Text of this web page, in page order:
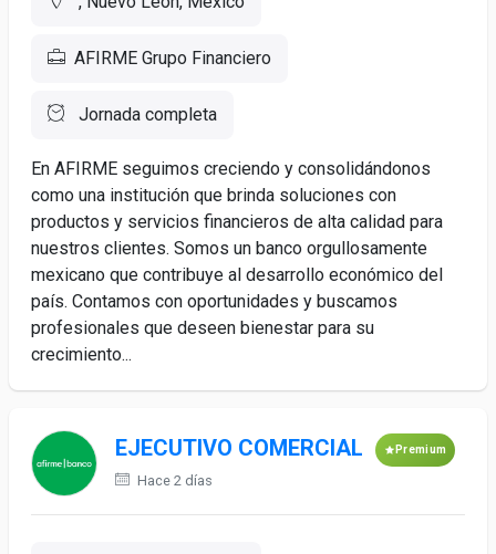
AFIRME Grupo Financiero
Jornada completa
En AFIRME seguimos creciendo y consolidándonos
como una institución que brinda soluciones con
productos y servicios financieros de alta calidad para
nuestros clientes. Somos un banco orgullosamente
mexicano que contribuye al desarrollo económico del
país. Contamos con oportunidades y buscamos
profesionales que deseen bienestar para su
crecimiento...
EJECUTIVO COMERCIAL Premium
Hace 2 días